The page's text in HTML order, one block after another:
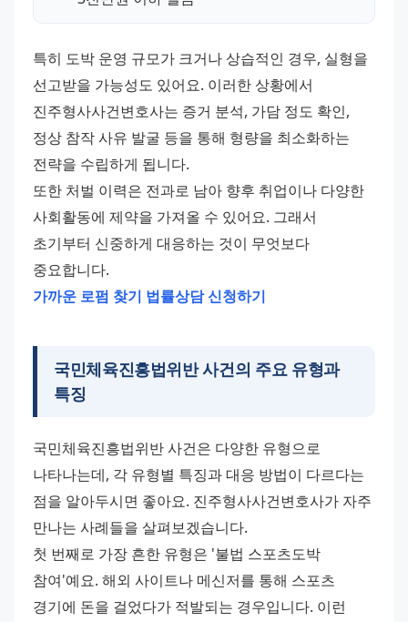
특히 도박 운영 규모가 크거나 상습적인 경우, 실형을
선고받을 가능성도 있어요. 이러한 상황에서
진주형사사건변호사는 증거 분석, 가담 정도 확인,
정상 참작 사유 발굴 등을 통해 형량을 최소화하는
전략을 수립하게 됩니다.
또한 처벌 이력은 전과로 남아 향후 취업이나 다양한
사회활동에 제약을 가져올 수 있어요. 그래서
초기부터 신중하게 대응하는 것이 무엇보다
중요합니다.
가까운 로펌 찾기 법률상담 신청하기
국민체육진흥법위반 사건의 주요 유형과
특징
국민체육진흥법위반 사건은 다양한 유형으로
나타나는데, 각 유형별 특징과 대응 방법이 다르다는
점을 알아두시면 좋아요. 진주형사사건변호사가 자주
만나는 사례들을 살펴보겠습니다.
첫 번째로 가장 흔한 유형은 '불법 스포츠도박
참여'예요. 해외 사이트나 메신저를 통해 스포츠
경기에 돈을 걸었다가 적발되는 경우입니다. 이런